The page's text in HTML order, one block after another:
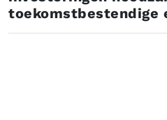
toekomstbestendige